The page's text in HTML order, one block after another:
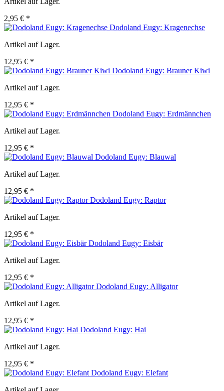
2,95 € *
Dodoland Eugy: Kragenechse
Artikel auf Lager.
12,95 € *
Dodoland Eugy: Brauner Kiwi
Artikel auf Lager.
12,95 € *
Dodoland Eugy: Erdmännchen
Artikel auf Lager.
12,95 € *
Dodoland Eugy: Blauwal
Artikel auf Lager.
12,95 € *
Dodoland Eugy: Raptor
Artikel auf Lager.
12,95 € *
Dodoland Eugy: Eisbär
Artikel auf Lager.
12,95 € *
Dodoland Eugy: Alligator
Artikel auf Lager.
12,95 € *
Dodoland Eugy: Hai
Artikel auf Lager.
12,95 € *
Dodoland Eugy: Elefant